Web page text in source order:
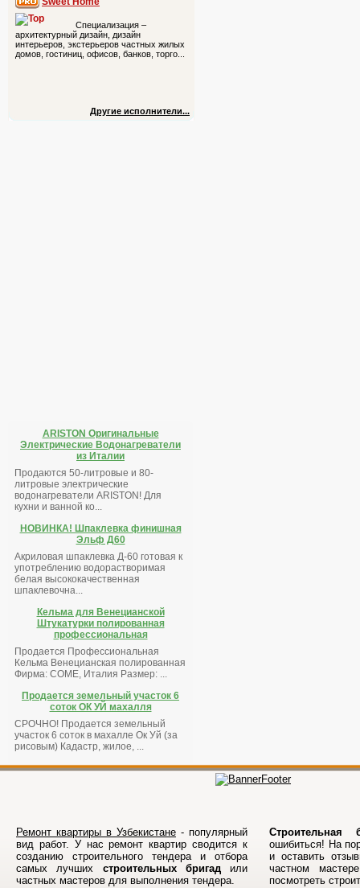
Специализация –
архитектурный дизайн, дизайн
интерьеров, экстерьеров частных жилых
домов, гостиниц, офисов, банков, торго...
Другие исполнители...
ARISTON Оригинальные
Электрические Водонагреватели
из Италии
Продаются 50-литровые и 80-
литровые электрические
водонагреватели ARISTON! Для
кухни и ванной ко...
НОВИНКА! Шпаклевка финишная
Эльф Д60
Акриловая шпаклевка Д-60 готовая к
употреблению водорастворимая
белая высококачественная
шпаклевочна...
Кельма для Венецианской
Штукатурки полированная
профессиональная
Продается Профессиональная
Кельма Венецианская полированная
Фирма: COME, Италия Размер: ...
Продается земельный участок 6
соток ОК УЙ махалля
СРОЧНО! Продается земельный
участок 6 соток в махалле Ок Уй (за
рисовым) Кадастр, жилое, ...
Ремонт квартиры в Узбекистане - популярный
вид работ. У нас ремонт квартир сводится к
созданию строительного тендера и отбора
самых лучших строительных бригадили
частных мастеров для выполнения тендера.
Строительная
ошибиться! На
и оставить
частном
посмотреть